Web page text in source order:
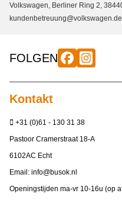
Volkswagen, Berliner Ring 2,
FOLGEN
Kontakt
+31 (0)61 - 130 31 38
Pastoor Cramerstraat 18-A
6102AC Echt
Email: info@busok.nl
Openingstijden ma-vr 10-16u (op